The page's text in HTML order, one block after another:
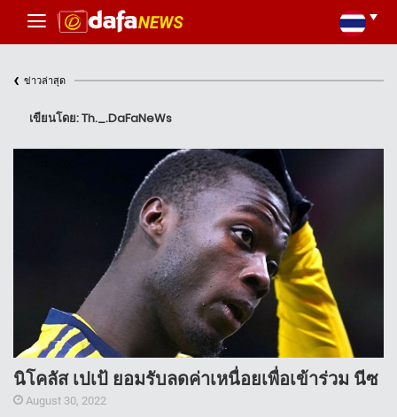
‹ ข่าวล่าสุด
เขียนโดย: Th._.DaFaNeWs
นิโคลัส เปเป้ ยอมรับลดค่าเหนื่อยเพื่อเข้าร่วม นีซ
August 30, 2022